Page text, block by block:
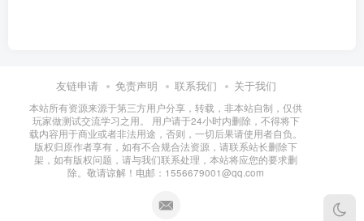
友链申请 免责声明 联系我们 关于我们
本站所有资源来源于第三方用户分享，转载，非本站自制，仅供
玩家做测试交流学习之用。 用户请于24小时内删除，不得将下
载内容用于商业或者非法用途，否则，一切后果请使用者自负。
版权归原作者享有，如有不合规合法资源，请联系站长删除下
架，如有版权问题，请与我们联系处理，本站将应您的要求删
除。敬请谅解！电邮：1556679001@qq.com